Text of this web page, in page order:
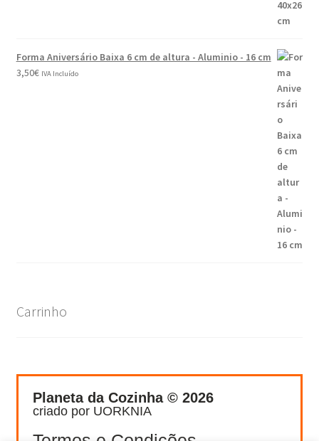
Forma Aniversário Baixa 6 cm de altura - Aluminio - 16 cm
3,50€ IVA Incluído
Carrinho
Planeta da Cozinha © 2026
criado por UORKNIA